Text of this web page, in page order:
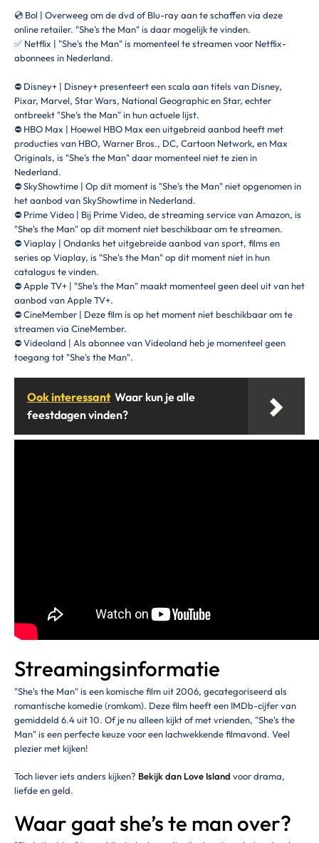
💿 Bol | Overweeg om de dvd of Blu-ray aan te schaffen via deze
online retailer. "She's the Man" is daar mogelijk te vinden.
✅ Netflix | "She's the Man" is momenteel te streamen voor Netflix-
abonnees in Nederland.
⛔ Disney+ | Disney+ presenteert een scala aan titels van Disney,
Pixar, Marvel, Star Wars, National Geographic en Star, echter
ontbreekt "She's the Man" in hun actuele lijst.
⛔ HBO Max | Hoewel HBO Max een uitgebreid aanbod heeft met
producties van HBO, Warner Bros., DC, Cartoon Network, en Max
Originals, is "She's the Man" daar momenteel niet te zien in
Nederland.
⛔ SkyShowtime | Op dit moment is "She's the Man" niet opgenomen in
het aanbod van SkyShowtime in Nederland.
⛔ Prime Video | Bij Prime Video, de streaming service van Amazon, is
"She's the Man" op dit moment niet beschikbaar om te streamen.
⛔ Viaplay | Ondanks het uitgebreide aanbod van sport, films en
series op Viaplay, is "She's the Man" op dit moment niet in hun
catalogus te vinden.
⛔ Apple TV+ | "She's the Man" maakt momenteel geen deel uit van het
aanbod van Apple TV+.
⛔ CineMember | Deze film is op het moment niet beschikbaar om te
streamen via CineMember.
⛔ Videoland | Als abonnee van Videoland heb je momenteel geen
toegang tot "She's the Man".
Ook interessant Waar kun je alle
feestdagen vinden?
Streamingsinformatie
"She's the Man" is een komische film uit 2006, gecategoriseerd als
romantische komedie (romkom). Deze film heeft een IMDb-cijfer van
gemiddeld 6.4 uit 10. Of je nu alleen kijkt of met vrienden, "She's the
Man" is een perfecte keuze voor een lachwekkende filmavond. Veel
plezier met kijken!
Toch liever iets anders kijken? Bekijk dan Love Island voor drama,
liefde en geld.
Waar gaat she’s te man over?